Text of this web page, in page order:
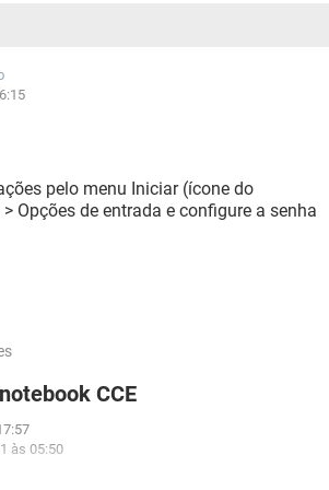
pelo menu Iniciar (ícone do
Opções de entrada e configure a senha
CCE
às 05:50